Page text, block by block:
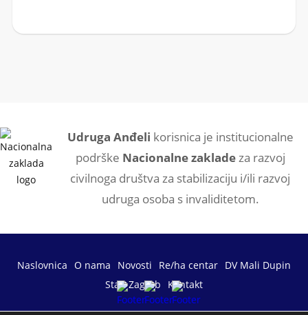
Udruga Anđeli korisnica je institucionalne
podrške Nacionalne zakladeza razvoj
civilnoga društva za stabilizaciju i/ili razvoj
udruga osoba s invaliditetom.
Naslovnica O nama Novosti Re/ha centar DV Mali Dupin
Stan Zagreb
Kontakt